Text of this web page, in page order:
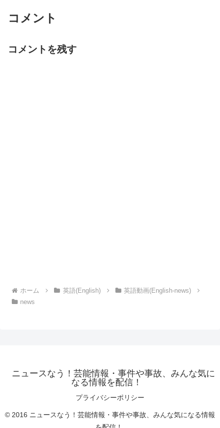
コメント
コメントを残す
ホーム 英語(English)
英語動画(English-news)
news
ニュースなう！芸能情報・事件や事故、みんな気に
なる情報を配信！
プライバシーポリシー
© 2016 ニュースなう！芸能情報・事件や事故、みんな気になる情報